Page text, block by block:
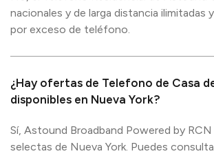
nacionales y de larga distancia ilimitadas
por exceso de teléfono.
¿Hay ofertas de Telefono de Casa
disponibles en Nueva York?
Sí, Astound Broadband Powered by RCN
selectas de Nueva York. Puedes